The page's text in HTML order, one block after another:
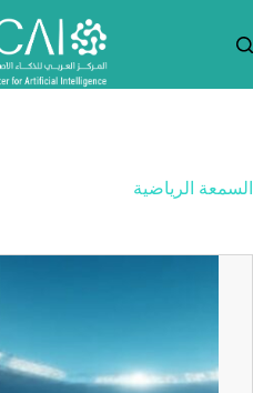
المحتوى
السمعة الرياضية